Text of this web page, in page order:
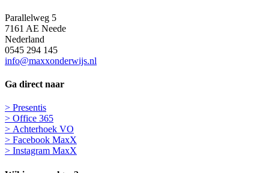
Parallelweg 5
7161 AE Neede
Nederland
0545 294 145
info@maxxonderwijs.nl
Ga direct naar
> Presentis
> Office 365
> Achterhoek VO
> Facebook MaxX
> Instagram MaxX